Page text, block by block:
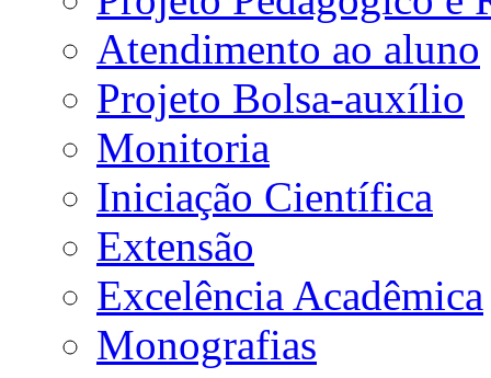
Atendimento ao aluno
Projeto Bolsa-auxílio
Monitoria
Iniciação Científica
Extensão
Excelência Acadêmica
Monografias